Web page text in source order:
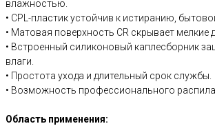
влажностью.
• CPL-пластик устойчив к истиранию,
• Матовая поверхность CR скрывает мелкие
• Встроенный силиконовый каплесборник
влаги.
• Простота ухода и длительный срок службы.
• Возможность профессионального распила
Область применения: